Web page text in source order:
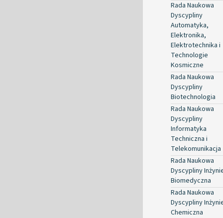
Rada Naukowa
Dyscypliny
Automatyka,
Elektronika,
Elektrotechnika i
Technologie
Kosmiczne
Rada Naukowa
Dyscypliny
Biotechnologia
Rada Naukowa
Dyscypliny
Informatyka
Techniczna i
Telekomunikacja
Rada Naukowa
Dyscypliny
Biomedyczna
Rada Naukowa
Dyscypliny
Chemiczna